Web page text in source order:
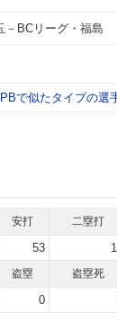
－BCリーグ・福島
で似たタイプの選
安打 二塁打
53
盗塁 盗塁死
0